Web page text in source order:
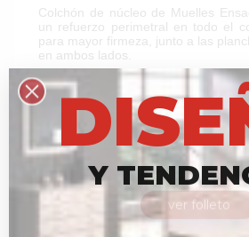
Colchón de núcleo de Muelles
un refuerzo perimetral en todo el
para mayor firmeza, junto a las
en ambos lados.
Sistema tapa a tapa tejido strech
suave, acolchado Viscoelástico alta
súper-soft y fibras thermo que
aire. Se adapta al contorno del
peso volviendo siempre a su
lenta y suave en ambas caras.
superficie perfecta para las
descanso durante la
independencia de lechos.
tejido jaquar blanco, asas
bordadas y burlete de diseño a
ver folleto
Y TENDEN
DISE